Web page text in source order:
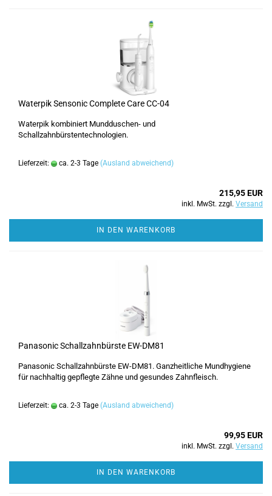
Waterpik Sensonic Complete Care CC-04
Waterpik kombiniert Mundduschen- und
Schallzahnbürstentechnologien.
Lieferzeit: ca. 2-3 Tage (Ausland abweichend)
215,95 EUR
inkl. MwSt. zzgl. Versand
IN DEN WARENKORB
Panasonic Schallzahnbürste EW-DM81
Panasonic Schallzahnbürste EW-DM81. Ganzheitliche Mundhygiene
für nachhaltig gepflegte Zähne und gesundes Zahnfleisch.
Lieferzeit: ca. 2-3 Tage (Ausland abweichend)
99,95 EUR
inkl. MwSt. zzgl. Versand
IN DEN WARENKORB